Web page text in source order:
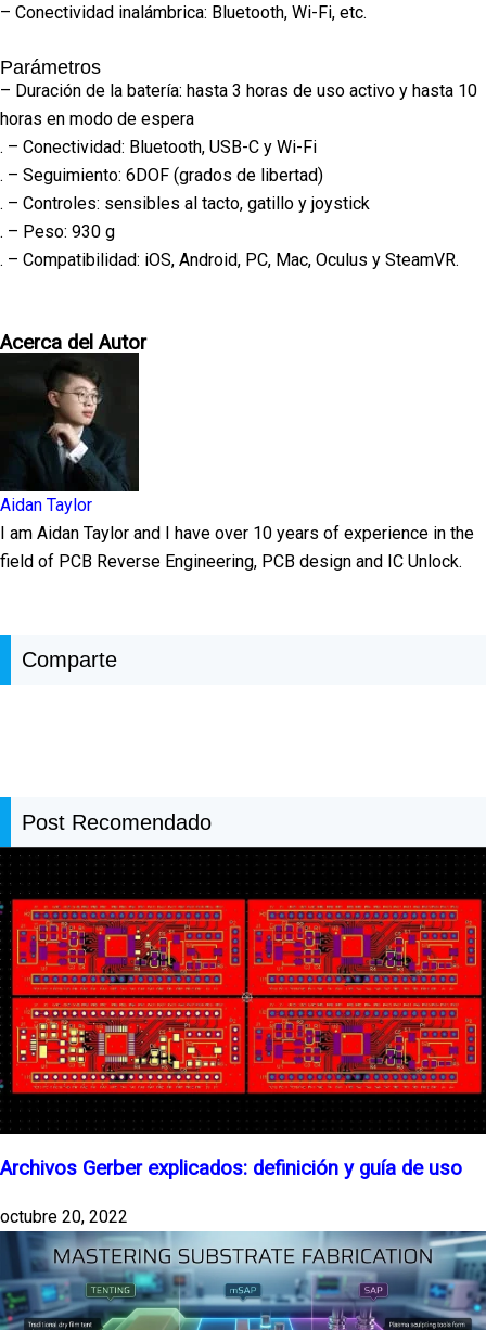
– Conectividad inalámbrica: Bluetooth, Wi-Fi, etc.
Parámetros
– Duración de la batería: hasta 3 horas de uso activo y hasta 10
horas en modo de espera
. – Conectividad: Bluetooth, USB-C y Wi-Fi
. – Seguimiento: 6DOF (grados de libertad)
. – Controles: sensibles al tacto, gatillo y joystick
. – Peso: 930 g
. – Compatibilidad: iOS, Android, PC, Mac, Oculus y SteamVR.
Acerca del Autor
Aidan Taylor
I am Aidan Taylor and I have over 10 years of experience in the
field of PCB Reverse Engineering, PCB design and IC Unlock.
Comparte
Post Recomendado
Archivos Gerber explicados: definición y guía de uso
octubre 20, 2022